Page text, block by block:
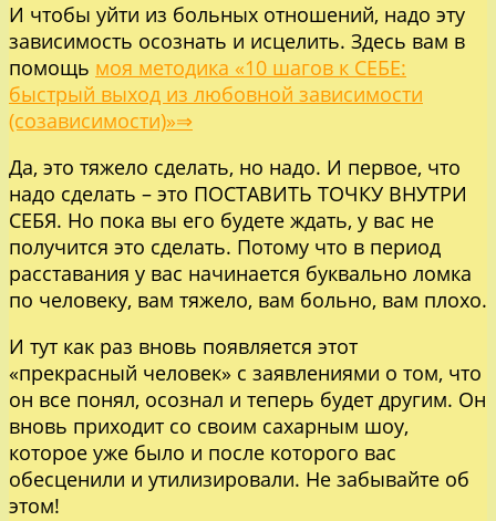
И чтобы уйти из больных отношений, надо эту
зависимость осознать и исцелить. Здесь вам в
помощь моя методика «10 шагов к СЕБЕ:
быстрый выход из любовной зависимости
(созависимости)»⇒
Да, это тяжело сделать, но надо. И первое, что
надо сделать – это ПОСТАВИТЬ ТОЧКУ ВНУТРИ
СЕБЯ. Но пока вы его будете ждать, у вас не
получится это сделать. Потому что в период
расставания у вас начинается буквально ломка
по человеку, вам тяжело, вам больно, вам плохо.
И тут как раз вновь появляется этот
«прекрасный человек» с заявлениями о том, что
он все понял, осознал и теперь будет другим. Он
вновь приходит со своим сахарным шоу,
которое уже было и после которого вас
обесценили и утилизировали. Не забывайте об
этом!